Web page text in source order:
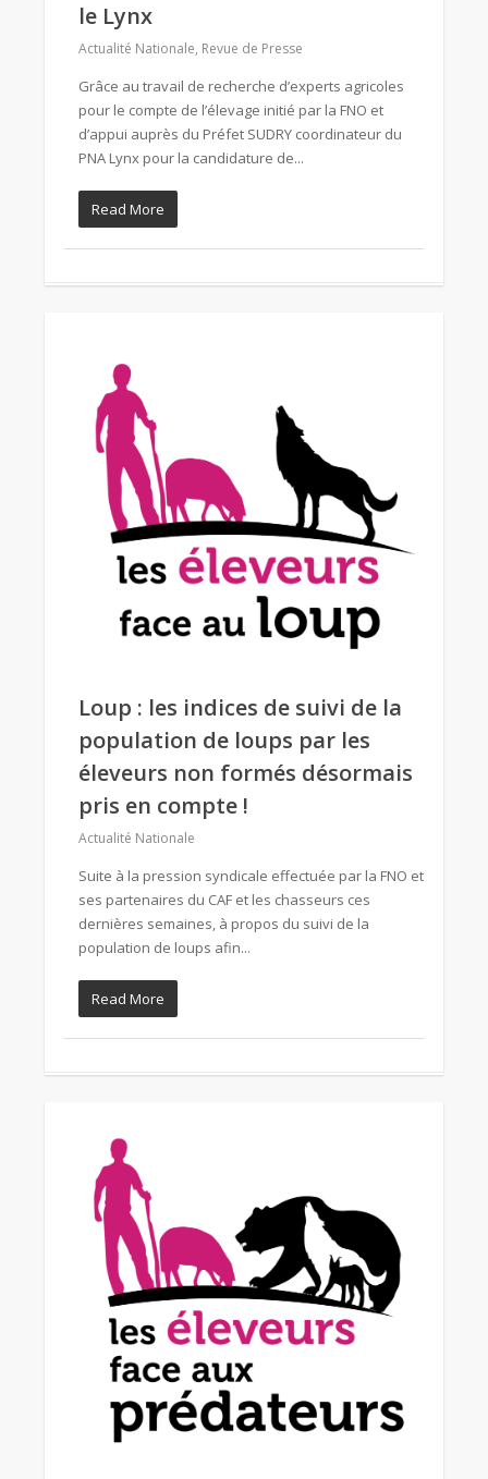
le Lynx
Actualité Nationale, Revue de Presse
Grâce au travail de recherche d’experts agricoles
pour le compte de l’élevage initié par la FNO et
d’appui auprès du Préfet SUDRY coordinateur du
PNA Lynx pour la candidature de...
Read More
Loup : les indices de suivi de la
population de loups par les
éleveurs non formés désormais
pris en compte !
Actualité Nationale
Suite à la pression syndicale effectuée par la FNO et
ses partenaires du CAF et les chasseurs ces
dernières semaines, à propos du suivi de la
population de loups afin...
Read More